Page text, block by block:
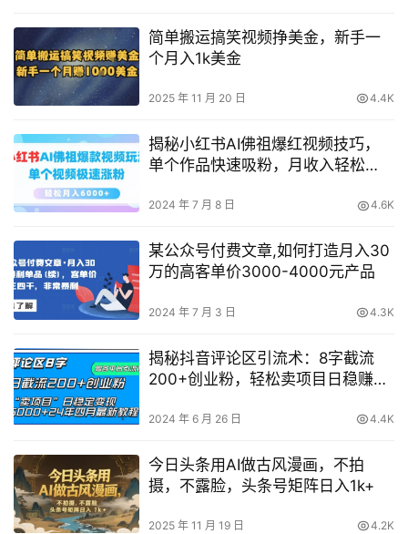
简单搬运搞笑视频挣美金，新手一
个月入1k美金
2025 年 11 月 20 日 4.4K
揭秘小红书AI佛祖爆红视频技巧，
单个作品快速吸粉，月收入轻松
2024 年 7 月 8 日 4.6K
某公众号付费文章,如何打造月入30
万的高客单价3000-4000元产品
2024 年 7 月 3 日 4.3K
揭秘抖音评论区引流术：8字截流
200+创业粉，轻松卖项目日稳赚
2024 年 6 月 26 日 4.4K
今日头条用AI做古风漫画，不拍
摄，不露脸，头条号矩阵日入1k+
2025 年 11 月 19 日 4.2K